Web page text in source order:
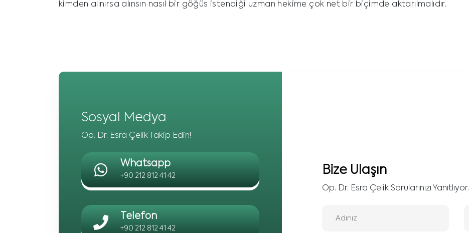
kimden alınırsa alınsın nasıl bir göğüs istendiği uzman hekime çok net bir biçimde aktarılmalıdır.
Sosyal Medya
Op. Dr. Esra Çelik Takip Edin!
Whatsapp
+90 212 812 41 42
Telefon
+90 212 812 41 42
Bize Ulaşın
Op. Dr. Esra Çelik Sorularınızı Yanıtlıyor.